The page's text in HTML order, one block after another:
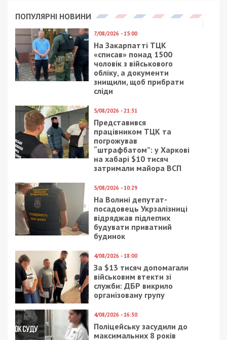
ПОПУЛЯРНІ НОВИНИ
7/08/2026 - 15:00
На Закарпатті ТЦК
«списав» понад 1500
чоловік з військового
обліку, а документи
знищили, щоб прибрати
сліди
5/08/2026 - 21:31
Представився
працівником ТЦК та
погрожував
“штрафбатом”: у Харкові
на хабарі $10 тисяч
затримали майора ВСП
5/08/2026 - 10:29
На Волині депутат-
посадовець Укрзалізниці
відряджав підлеглих
будувати приватний
будинок
4/08/2026 - 18:00
За $13 тисяч допомагали
військовим втекти зі
служби: ДБР викрило
організовану групу
4/08/2026 - 16:30
Поліцейську засудили до
максимальних 8 років